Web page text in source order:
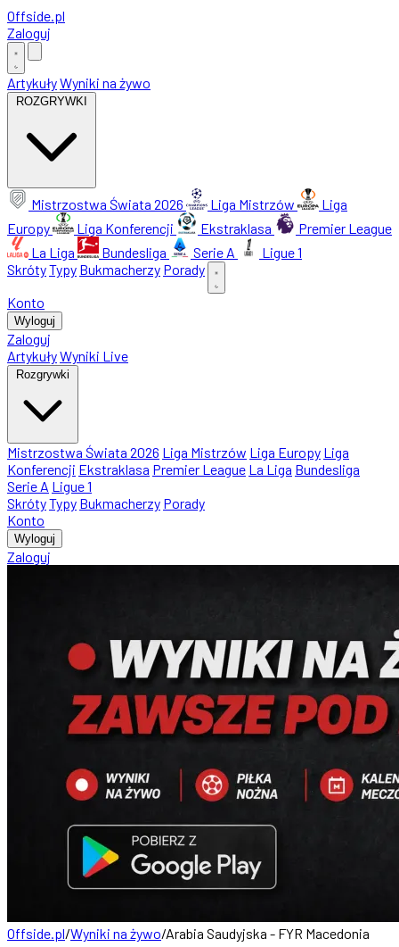
Offside.pl
Zaloguj
ArtykułyWyniki na żywo
ROZGRYWKI
Mistrzostwa Świata 2026 Liga Mistrzów
Liga
Europy
Liga Konferencji Ekstraklasa
Premier League
La Liga
Bundesliga Serie A
Ligue 1
SkrótyTypy Bukmacherzy Porady
Konto
Wyloguj
Zaloguj
ArtykułyWyniki Live
Rozgrywki
Mistrzostwa Świata 2026 Liga Mistrzów Liga Europy Liga
Konferencji Ekstraklasa Premier League La Liga Bundesliga
Serie A Ligue 1
SkrótyTypy Bukmacherzy Porady
Konto
Wyloguj
Zaloguj
Offside.pl/Wyniki na żywo/Arabia Saudyjska - FYR Macedonia